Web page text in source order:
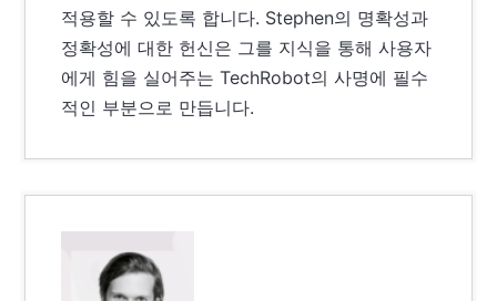
적용할 수 있도록 합니다. Stephen의 명확성과
정확성에 대한 헌신은 그를 지식을 통해 사용자
에게 힘을 실어주는 TechRobot의 사명에 필수
적인 부분으로 만듭니다.